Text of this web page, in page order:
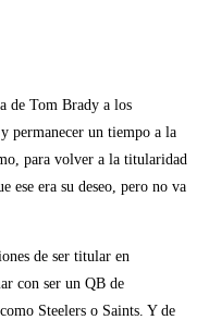
de Tom Brady a los
permanecer un tiempo a la
para volver a la titularidad
ese era su deseo, pero no va
de ser titular en
con ser un QB de
Steelers o Saints. Y de